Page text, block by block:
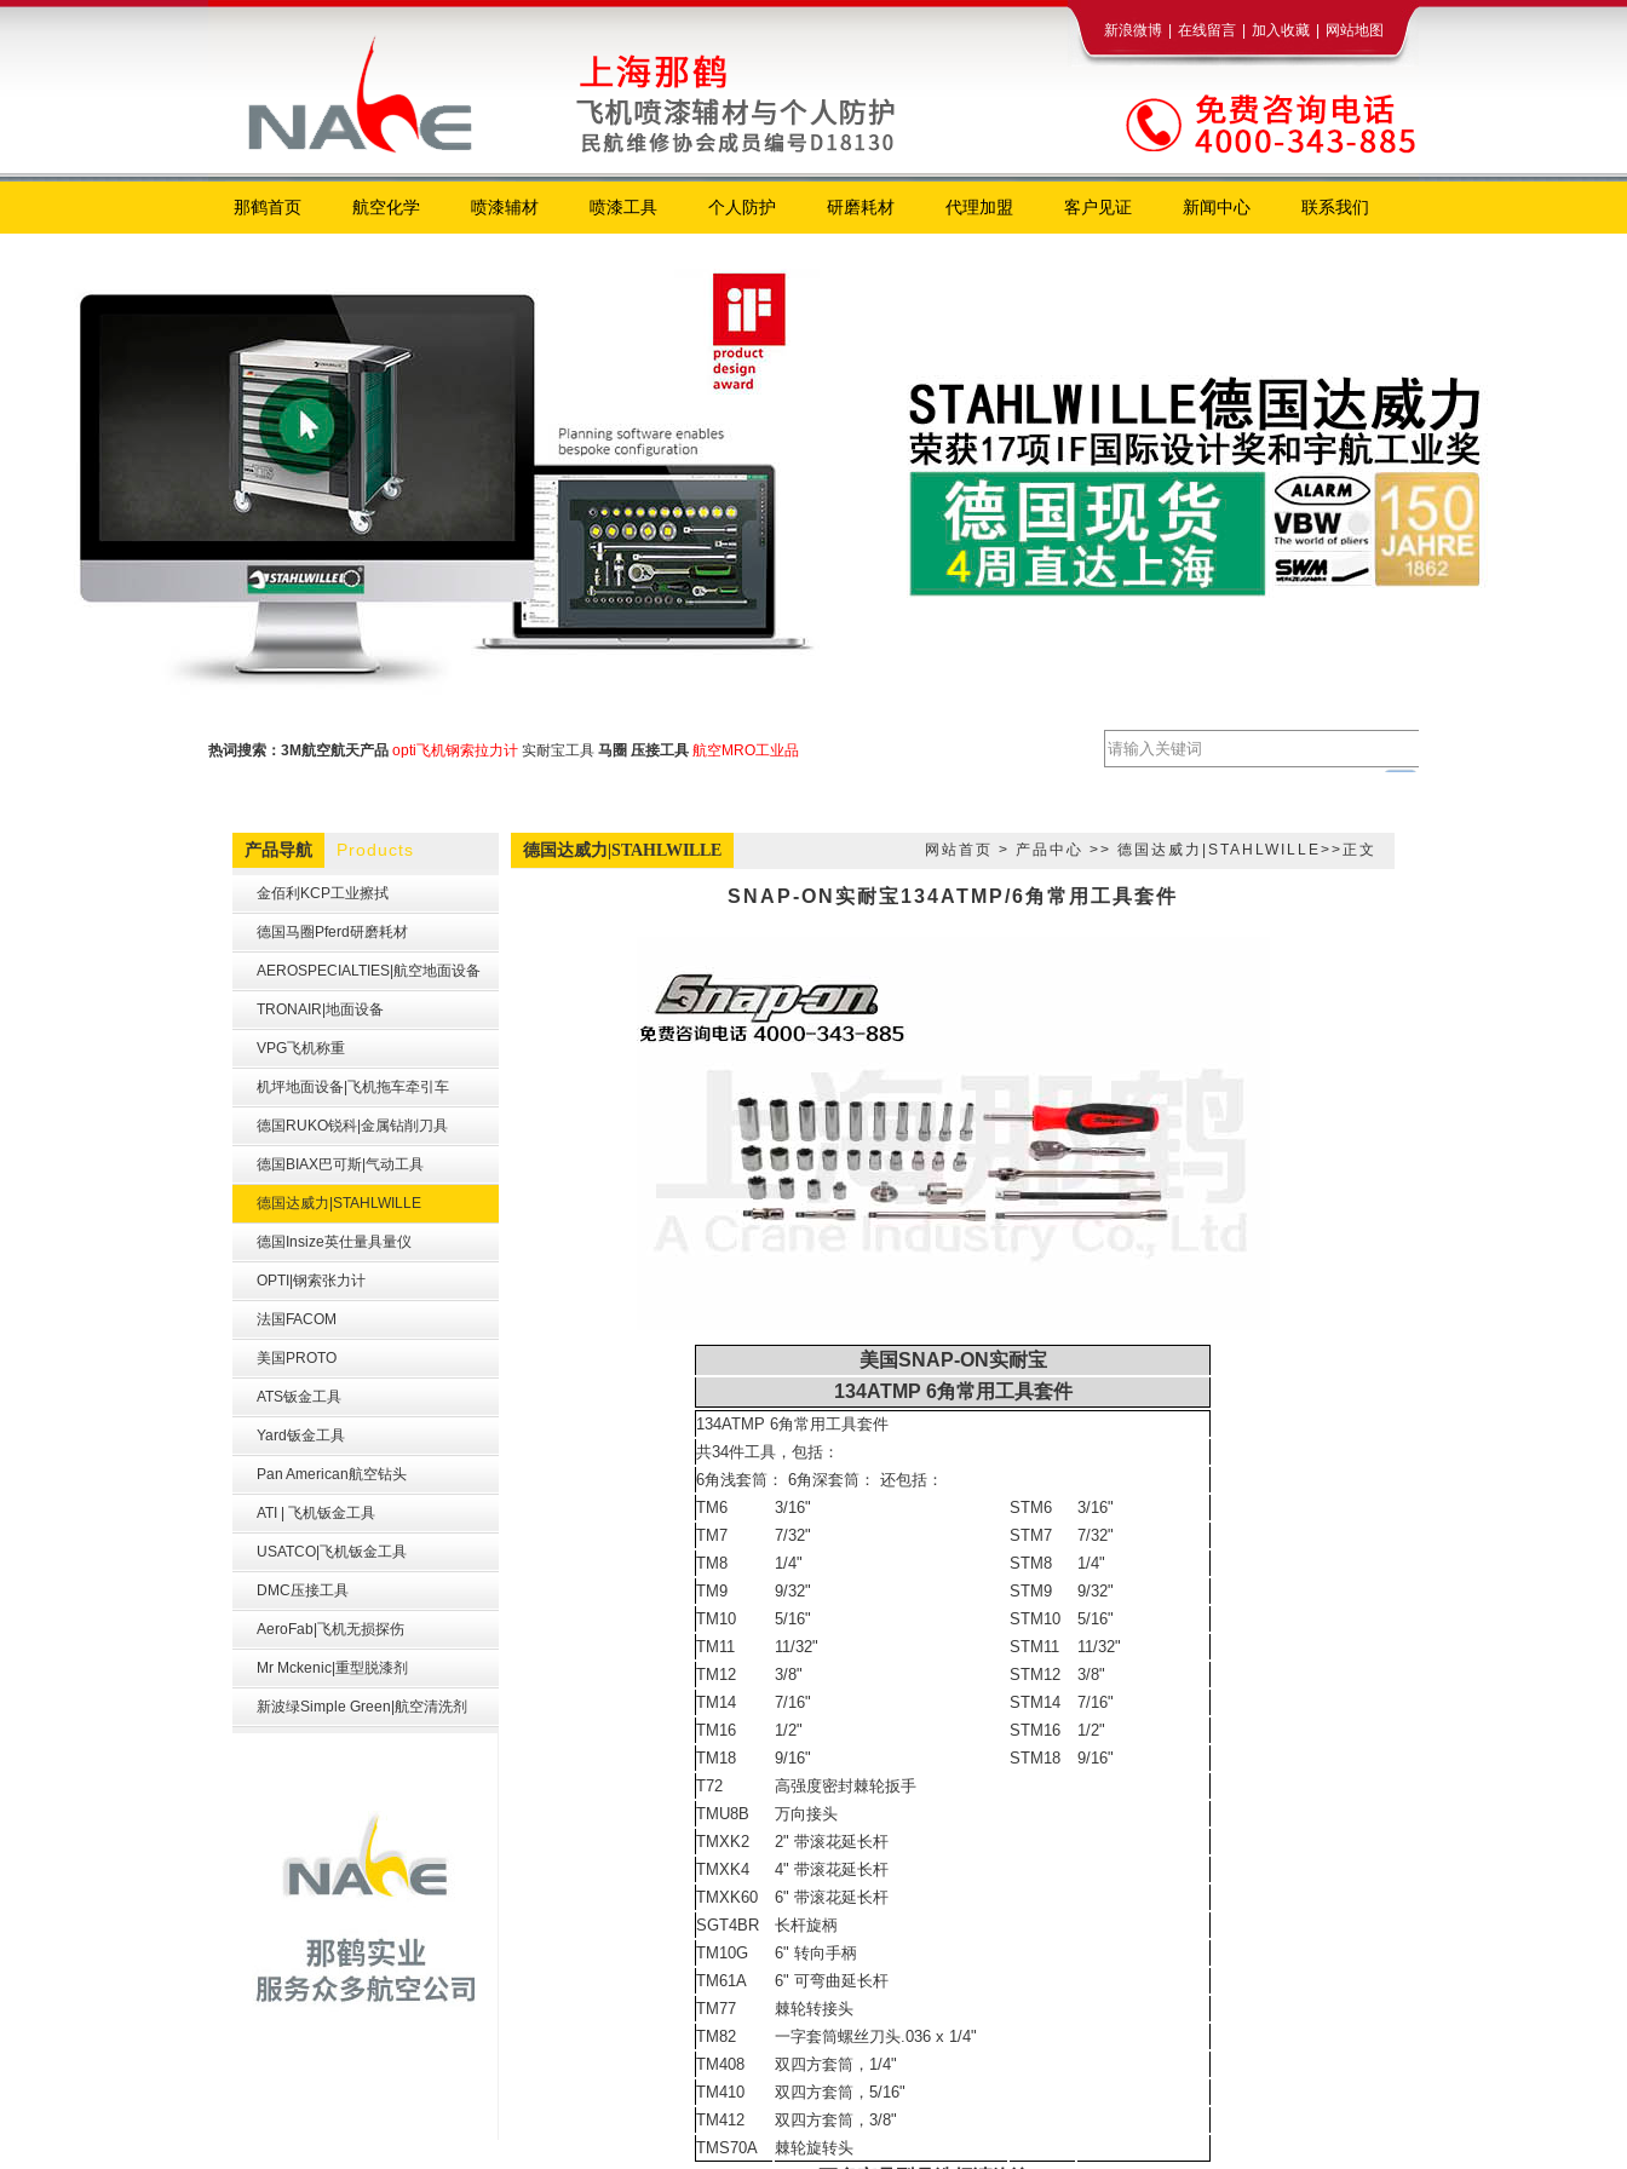
新浪微博 在线留言 加入收藏 网站地图
那鹤首页 航空化学 喷漆辅材 喷漆工具 个人防护 研磨耗材 代理加盟 客户见证 新闻中心 联系我们
热词搜索： 3M航空航天产品 opti飞机钢索拉力计 实耐宝工具 马圈 压接工具 航空MRO工业品
产品导航 Products
金佰利KCP工业擦拭
德国马圈Pferd研磨耗材
AEROSPECIALTIES|航空地面设备
TRONAIR|地面设备
VPG飞机称重
机坪地面设备|飞机拖车牵引车
德国RUKO锐科|金属钻削刀具
德国BIAX巴可斯|气动工具
德国达威力|STAHLWILLE
德国Insize英仕量具量仪
OPTI|钢索张力计
法国FACOM
美国PROTO
ATS钣金工具
Yard钣金工具
Pan American航空钻头
ATI | 飞机钣金工具
USATCO|飞机钣金工具
DMC压接工具
AeroFab|飞机无损探伤
Mr Mckenic|重型脱漆剂
新波绿Simple Green|航空清洗剂
德国达威力|STAHLWILLE 网站首页 > 产品中心 >> 德国达威力|STAHLWILLE>>正文
SNAP-ON实耐宝134ATMP/6角常用工具套件
美国SNAP-ON实耐宝
134ATMP 6角常用工具套件
134ATMP 6角常用工具套件
共34件工具，包括：
6角浅套筒： 6角深套筒： 还包括：
TM6
3/16" STM6
3/16"
TM7
7/32" STM7
7/32"
TM8
1/4" STM8
1/4"
TM9
9/32" STM9
9/32"
TM10
5/16" STM10
5/16"
TM11
11/32" STM11
11/32"
TM12
3/8" STM12
3/8"
TM14
7/16" STM14
7/16"
TM16
1/2" STM16
1/2"
TM18
9/16" STM18
9/16"
T72
高强度密封棘轮扳手
TMU8B
万向接头
TMXK2
2" 带滚花延长杆
TMXK4
4" 带滚花延长杆
TMXK60
6" 带滚花延长杆
SGT4BR
长杆旋柄
TM10G
6" 转向手柄
TM61A
6" 可弯曲延长杆
TM77
棘轮转接头
TM82
一字套筒螺丝刀头.036 x 1/4"
TM408
双四方套筒，1/4"
TM410
双四方套筒，5/16"
TM412
双四方套筒，3/8"
TMS70A
棘轮旋转头